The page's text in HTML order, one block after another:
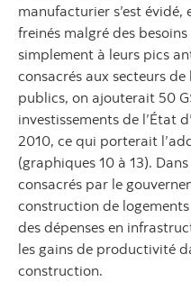
manufacturier s’est
freinés malgré des
simplement à leurs pics
consacrés aux secteurs
publics, on ajouterait 50
investissements de l’État
2010, ce qui porterait
(graphiques 10 à 13).
consacrés par le
construction de
des dépenses en
les gains de productivité
construction.